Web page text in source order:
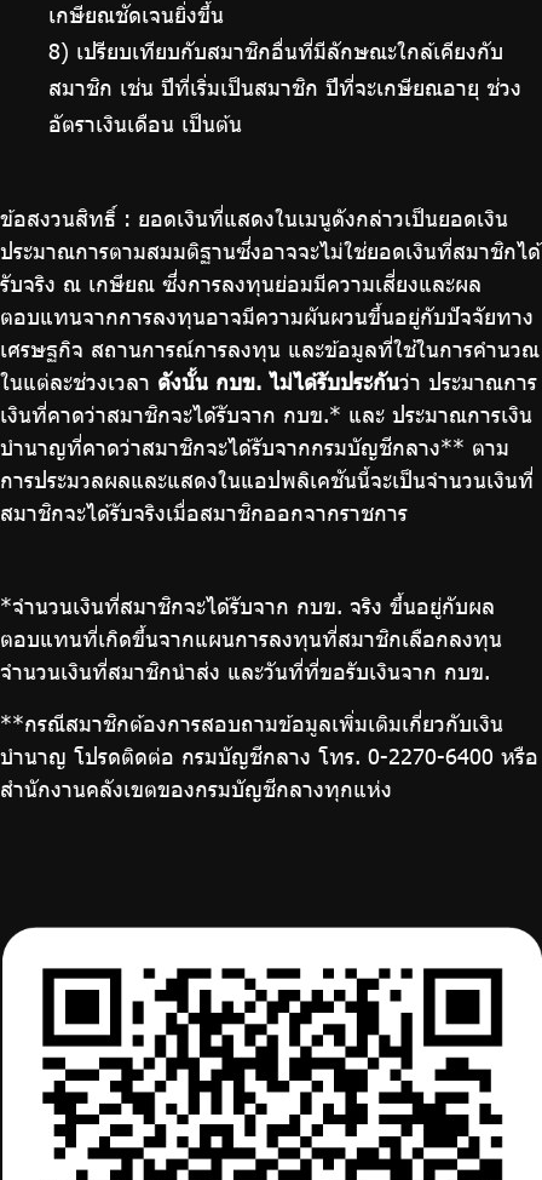
เกษียณชัดเจนยิ่งขึ้น
8) เปรียบเทียบกับสมาชิกอื่นที่มีลักษณะใกล้เคียงกับ
สมาชิก เช่น ปีที่เริ่มเป็นสมาชิก ปีที่จะเกษียณอายุ ช่วง
อัตราเงินเดือน เป็นต้น
ข้อสงวนสิทธิ์ : ยอดเงินที่แสดงในเมนูดังกล่าวเป็นยอดเงิน
ประมาณการตามสมมติฐานซึ่งอาจจะไม่ใช่ยอดเงินที่สมาชิกได้
รับจริง ณ เกษียณ ซึ่งการลงทุนย่อมมีความเสี่ยงและผล
ตอบแทนจากการลงทุนอาจมีความผันผวนขึ้นอยู่กับปัจจัยทาง
เศรษฐกิจ สถานการณ์การลงทุน และข้อมูลที่ใช้ในการคํานวณ
ในแต่ละช่วงเวลา ดังนั้น กบข. ไม่ได้รับประกันว่า ประมาณการ
เงินที่คาดว่าสมาชิกจะได้รับจาก กบข.* และ ประมาณการเงิน
บำนาญที่คาดว่าสมาชิกจะได้รับจากกรมบัญชีกลาง** ตาม
การประมวลผลและแสดงในแอปพลิเคชันนี้จะเป็นจำนวนเงินที่
สมาชิกจะได้รับจริงเมื่อสมาชิกออกจากราชการ
*จำนวนเงินที่สมาชิกจะได้รับจาก กบข. จริง ขึ้นอยู่กับผล
ตอบแทนที่เกิดขึ้นจากแผนการลงทุนที่สมาชิกเลือกลงทุน
จำนวนเงินที่สมาชิกนำส่ง และวันที่ที่ขอรับเงินจาก กบข.
**กรณีสมาชิกต้องการสอบถามข้อมูลเพิ่มเติมเกี่ยวกับเงิน
บำนาญ โปรดติดต่อ กรมบัญชีกลาง โทร. 0-2270-6400 หรือ
สํานักงานคลังเขตของกรมบัญชีกลางทุกแห่ง